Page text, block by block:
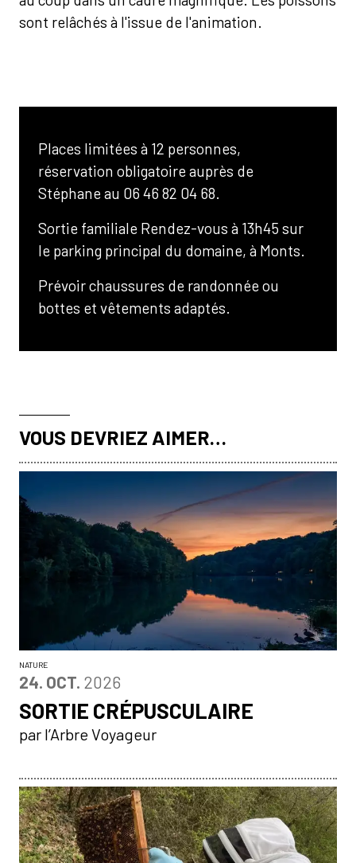
sont relâchés à l'issue de l'animation.
Places limitées à 12 personnes,
réservation obligatoire auprès de
Stéphane au 06 46 82 04 68.
Sortie familiale Rendez-vous à 13h45 sur
le parking principal du domaine, à Monts.
Prévoir chaussures de randonnée ou
bottes et vêtements adaptés.
VOUS DEVRIEZ AIMER…
NATURE
24. OCTOBRE
OCT. 2026
SORTIE CRÉPUSCULAIRE
par l’Arbre Voyageur